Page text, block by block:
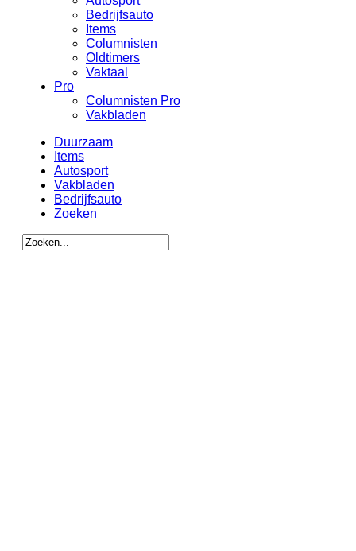
Bedrijfsauto
Items
Columnisten
Oldtimers
Vaktaal
Pro
Columnisten Pro
Vakbladen
Duurzaam
Items
Autosport
Vakbladen
Bedrijfsauto
Zoeken